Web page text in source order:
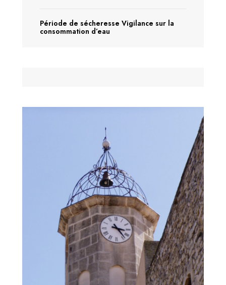
Période de sécheresse Vigilance sur la
consommation d’eau